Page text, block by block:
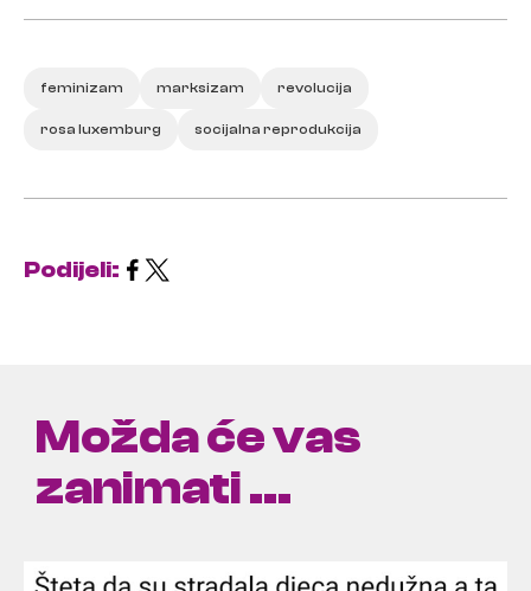
feminizam marksizam revolucija
rosa luxemburg socijalna reprodukcija
Podijeli:
Možda će vas
zanimati ...